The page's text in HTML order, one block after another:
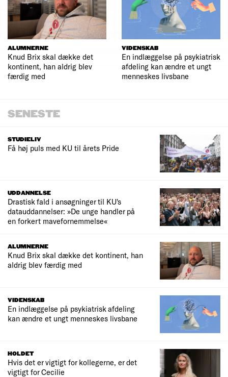
ALUMNERNE
Knud Brix skal dække det
kontinent, han aldrig blev
færdig med
VIDENSKAB
En indlæggelse på psykiatrisk
afdeling kan ændre et ungt
menneskes livsbane
SENESTE
STUDIELIV
Få høj puls med KU til årets Pride
UDDANNELSE
Drastisk fald i ansøgninger til KU's
datauddannelser: »De unge handler på
en forkert mavefornemmelse«
ALUMNERNE
Knud Brix skal dække det kontinent, han
aldrig blev færdig med
VIDENSKAB
En indlæggelse på psykiatrisk afdeling
kan ændre et ungt menneskes livsbane
HOLDET
Hvis det er vigtigt for kollegerne, er det
vigtigt for Cecilie